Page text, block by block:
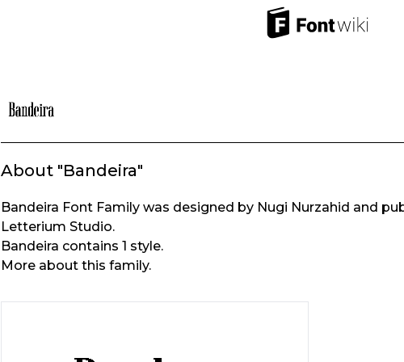
About "Bandeira"
Bandeira Font Family was designed by Nugi Nurzahid and
Letterium Studio.
Bandeira contains 1 style.
More about this family.